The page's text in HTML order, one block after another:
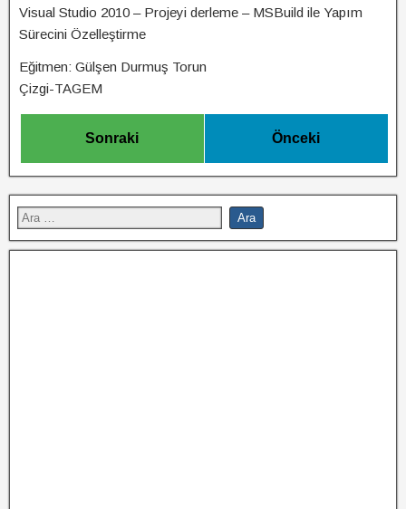
Visual Studio 2010 – Projeyi derleme – MSBuild ile Yapım
Sürecini Özelleştirme
Eğitmen: Gülşen Durmuş Torun
Çizgi-TAGEM
Sonraki Önceki